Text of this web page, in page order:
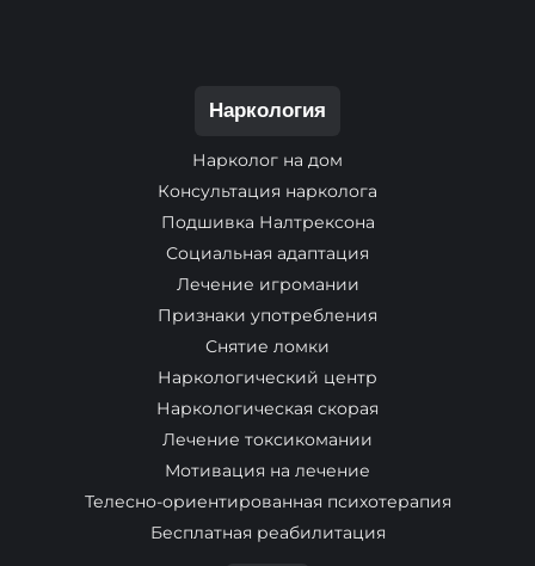
Наркология
Нарколог на дом
Консультация нарколога
Подшивка Налтрексона
Социальная адаптация
Лечение игромании
Признаки употребления
Снятие ломки
Наркологический центр
Наркологическая скорая
Лечение токсикомании
Мотивация на лечение
Телесно-ориентированная психотерапия
Бесплатная реабилитация